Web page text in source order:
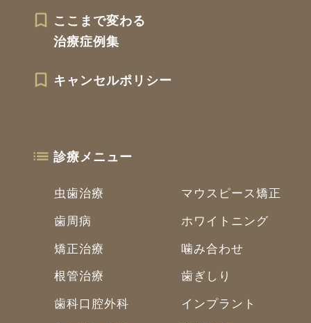
ここまで変わる
治療症例集
キャンセルポリシー
診療メニュー
虫歯治療
歯周病
矯正治療
根管治療
歯科口腔外科
マウスピース矯正
ホワイトニング
噛み合わせ
歯ぎしり
インプラント